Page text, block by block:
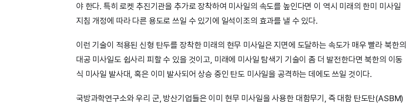
야 한다. 특히 로켓 추진기관을 추가로 장착하여 미사일의 속도를 높인다면 이 역시 미래의 한미 미사일
지침 개정에 따라 다른 용도로 쓰일 수 있기에 일석이조의 효과를 낼 수 있다.
이런 기술이 적용된 신형 탄두를 장착한 미래의 현무 미사일은 지면에 도달하는 속도가 매우 빨라 북한의
대공 미사일도 쉽사리 피할 수 있을 것이고, 미래에 미사일 탐색기 기술이 좀 더 발전한다면 북한의 이동
식 미사일 발사대, 혹은 이미 발사되어 상승 중인 탄도 미사일을 공격하는 데에도 쓰일 것이다.
국방과학연구소와 우리 군, 방산기업들은 이미 현무 미사일을 사용한 대함무기, 즉 대함 탄도탄(ASBM)